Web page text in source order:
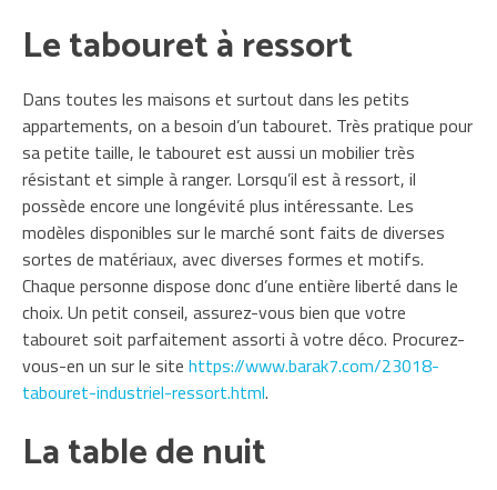
Le tabouret à ressort
Dans toutes les maisons et surtout dans les petits
appartements, on a besoin d’un tabouret. Très pratique pour
sa petite taille, le tabouret est aussi un mobilier très
résistant et simple à ranger. Lorsqu’il est à ressort, il
possède encore une longévité plus intéressante. Les
modèles disponibles sur le marché sont faits de diverses
sortes de matériaux, avec diverses formes et motifs.
Chaque personne dispose donc d’une entière liberté dans le
choix. Un petit conseil, assurez-vous bien que votre
tabouret soit parfaitement assorti à votre déco. Procurez-
vous-en un sur le site https://www.barak7.com/23018-
tabouret-industriel-ressort.html.
La table de nuit